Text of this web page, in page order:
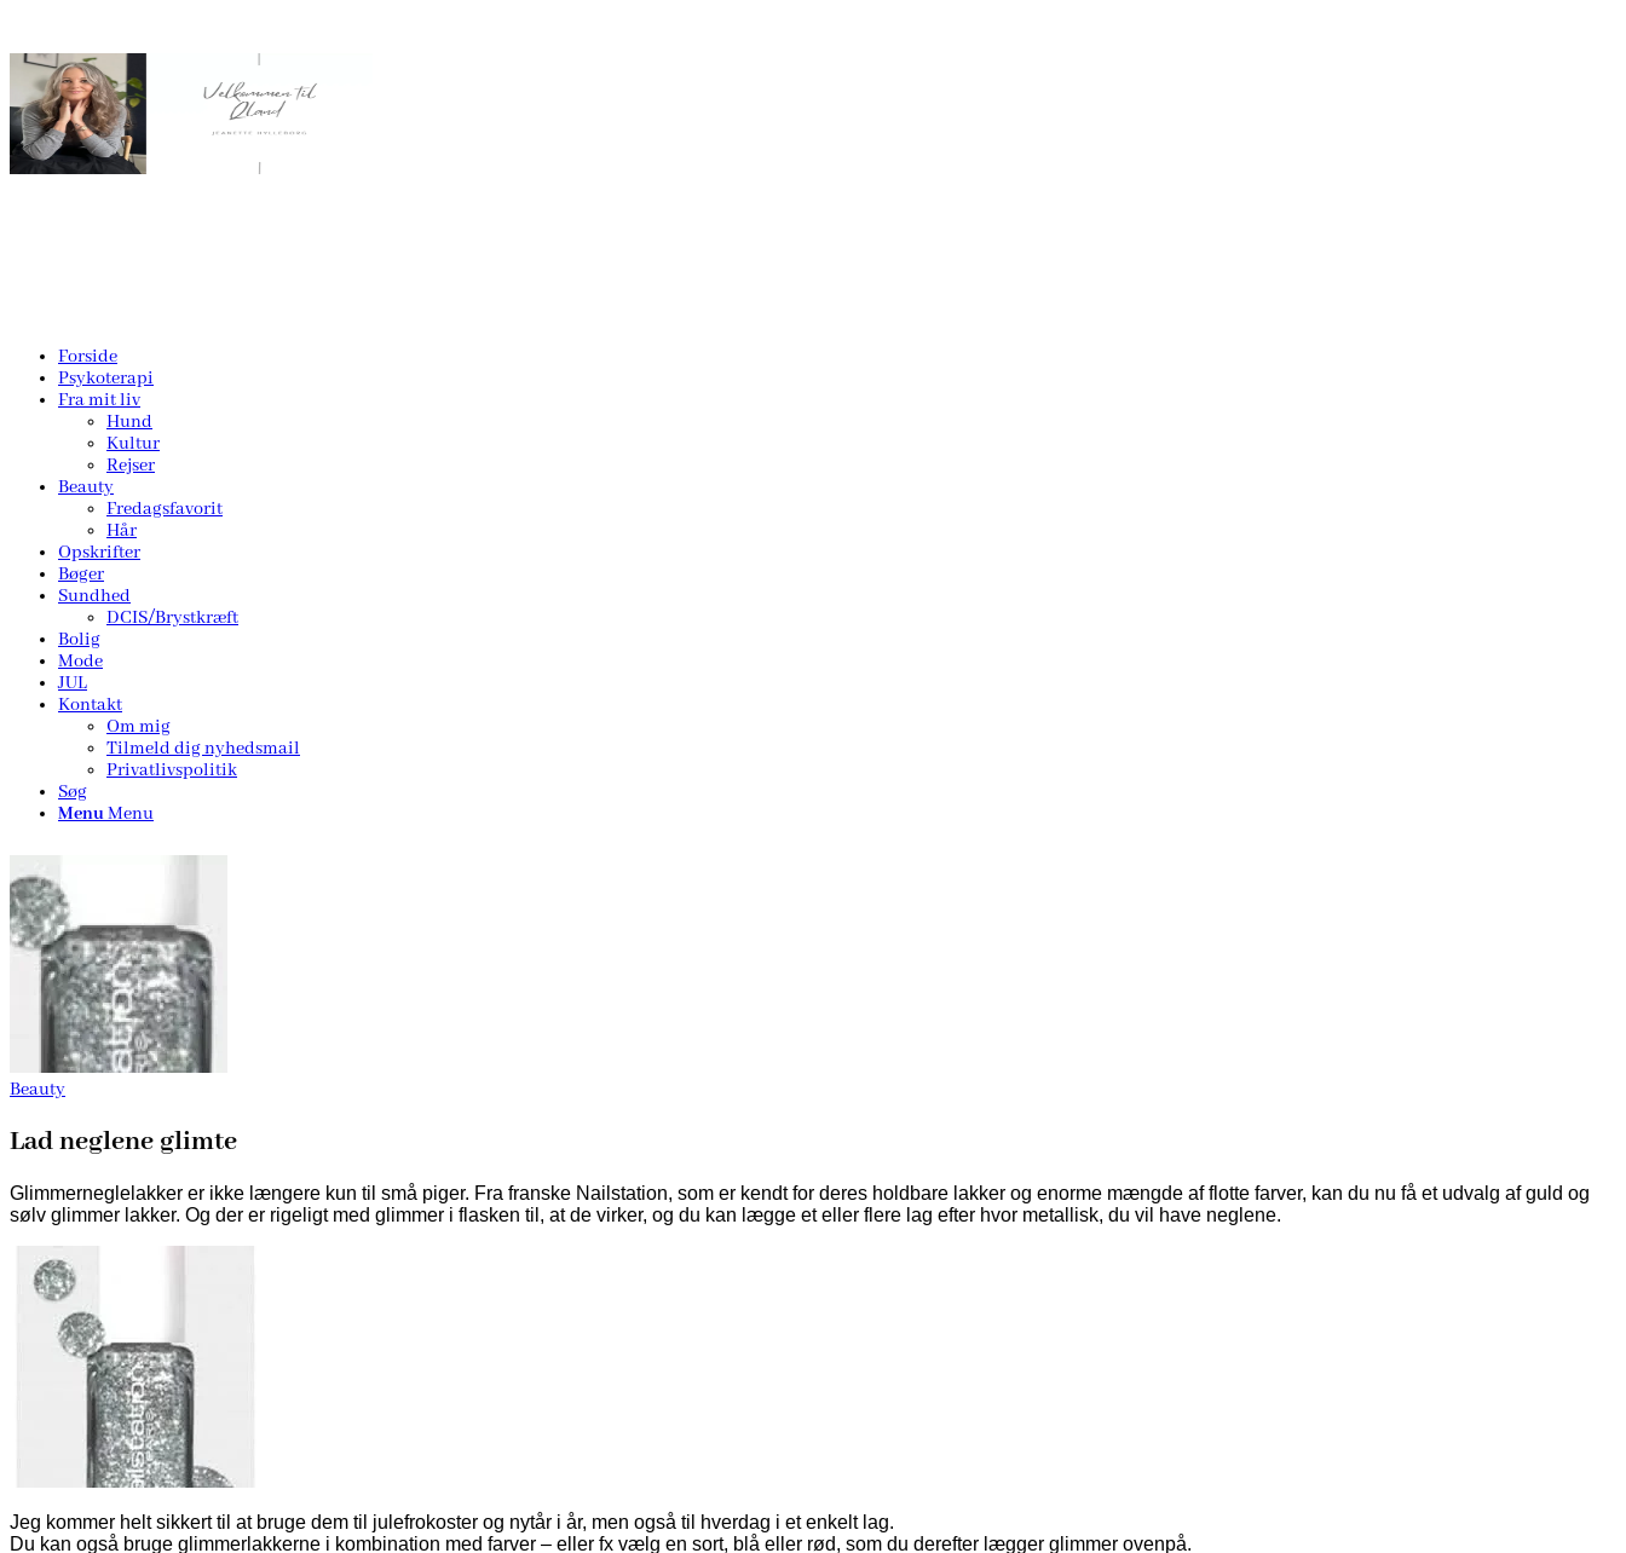
Forside
Psykoterapi
Fra mit liv
Hund
Kultur
Rejser
Beauty
Fredagsfavorit
Hår
Opskrifter
Bøger
Sundhed
DCIS/Brystkræft
Bolig
Mode
JUL
Kontakt
Om mig
Tilmeld dig nyhedsmail
Privatlivspolitik
Søg
MenuMenu
Beauty
Lad neglene glimte
Glimmerneglelakker er ikke længere kun til små piger. Fra franske Nailstation, som er kendt for deres holdbare lakker og enorme mængde af flotte farver, kan du nu få et udvalg af guld og
sølv glimmer lakker. Og der er rigeligt med glimmer i flasken til, at de virker, og du kan lægge et eller flere lag efter hvor metallisk, du vil have neglene.
Jeg kommer helt sikkert til at bruge dem til julefrokoster og nytår i år, men også til hverdag i et enkelt lag.
Du kan også bruge glimmerlakkerne i kombination med farver – eller fx vælg en sort, blå eller rød, som du derefter lægger glimmer ovenpå.